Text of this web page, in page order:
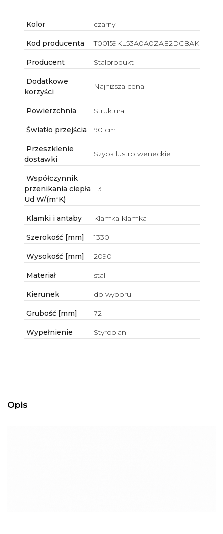
Kolor czarny
Kod producenta T00159KL53A0A0ZAE2DCBAK
Producent Stalprodukt
Dodatkowe
korzyści
Najniższa cena
Powierzchnia Struktura
Światło przejścia 90 cm
Przeszklenie
dostawki
Szyba lustro weneckie
Współczynnik
przenikania ciepła
Ud W/(m²K)
1.3
Klamki i antaby Klamka-klamka
Szerokość [mm] 1330
Wysokość [mm] 2090
Materiał stal
Kierunek do wyboru
Grubość [mm] 72
Wypełnienie Styropian
Opis